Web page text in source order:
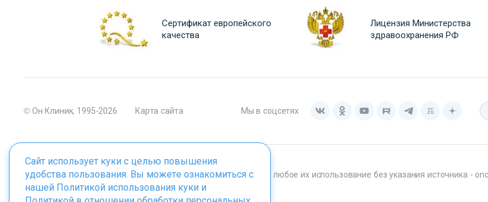
Сертификат европейского
качества
Лицензия Министерства
здравоохранения РФ
© Он Клиник, 1995-2026 Карта сайта Мы в соцсетях
Материалы сайта являются собственностью ООО "Он Клиник", любое их использование без указания источника -
Сайт использует куки с целью повышения
удобства пользования. Вы можете ознакомиться с
нашей Политикой использования куки и